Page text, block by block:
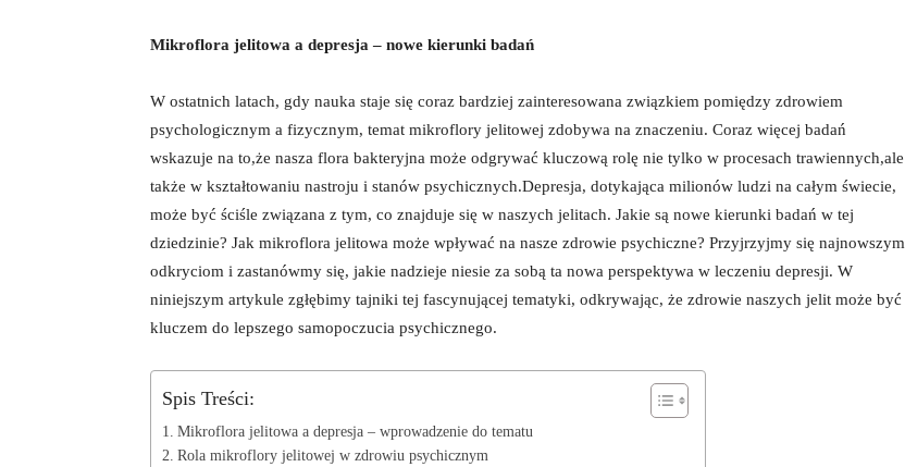
Mikroflora jelitowa a depresja – nowe kierunki badań
W ostatnich latach, gdy nauka staje się coraz bardziej zainteresowana związkiem pomiędzy zdrowiem
psychologicznym a fizycznym, temat mikroflory jelitowej zdobywa na znaczeniu. Coraz więcej badań
wskazuje na to,że nasza flora bakteryjna może odgrywać kluczową rolę nie tylko w procesach trawiennych,ale
także w kształtowaniu nastroju i stanów psychicznych.Depresja, dotykająca milionów ludzi na całym świecie,
może być ściśle związana z tym, co znajduje się w naszych jelitach. Jakie są nowe kierunki badań w tej
dziedzinie? Jak mikroflora jelitowa może wpływać na nasze zdrowie psychiczne? Przyjrzyjmy się najnowszym
odkryciom i zastanówmy się, jakie nadzieje niesie za sobą ta nowa perspektywa w leczeniu depresji. W
niniejszym artykule zgłębimy tajniki tej fascynującej tematyki, odkrywając, że zdrowie naszych jelit może być
kluczem do lepszego samopoczucia psychicznego.
Spis Treści:
Mikroflora jelitowa a depresja – wprowadzenie do tematu
Rola mikroflory jelitowej w zdrowiu psychicznym